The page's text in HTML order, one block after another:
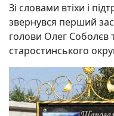
Зі словами втіхи і
звернувся перший
голови Олег Соболєв
старостинського